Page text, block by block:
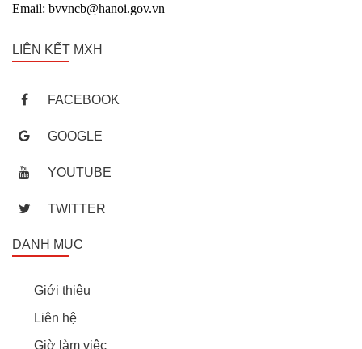
Email: bvvncb@hanoi.gov.vn
LIÊN KẾT MXH
FACEBOOK
GOOGLE
YOUTUBE
TWITTER
DANH MỤC
Giới thiệu
Liên hệ
Giờ làm việc